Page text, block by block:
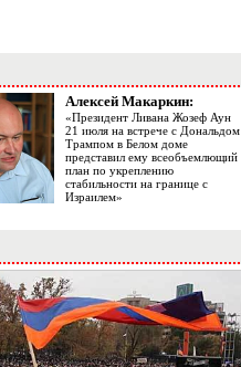
Алексей Макаркин:
«Президент Ливана Жозеф Аун
21 июля на встрече с Дональдом
Трампом в Белом доме
представил ему всеобъемлющий
план по укреплению
стабильности на границе с
Израилем»